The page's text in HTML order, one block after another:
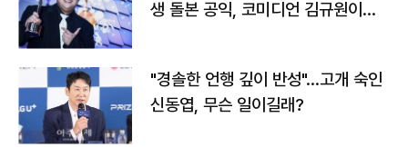
생 돌본 공익, 코미디언 김규원이었
"경솔한 언행 깊이 반성"…고개 숙인
신동엽, 무슨 일이길래?